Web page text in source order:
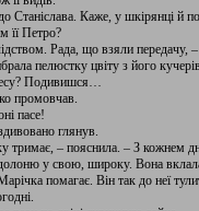
Станіслава. Каже, у шкірянці й
її Петро?
Рада, що взяли
пелюстку цвіту з його
Подивишся…
промовчав.
пасе!
глянув.
тримає, – пояснила. – З кожнем
у свою, широку. Вона
помагає. Він так до неї